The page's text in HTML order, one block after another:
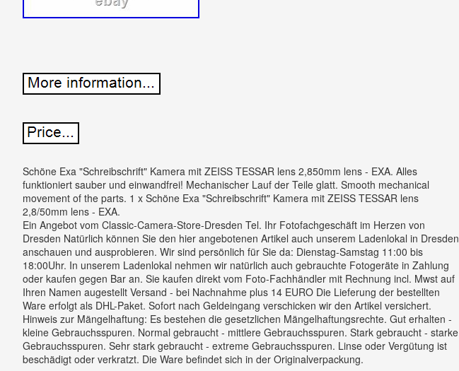
Schöne Exa "Schreibschrift" Kamera mit ZEISS TESSAR lens 2,850mm lens - EXA. Alles
funktioniert sauber und einwandfrei! Mechanischer Lauf der Teile glatt. Smooth mechanical
movement of the parts. 1 x Schöne Exa "Schreibschrift" Kamera mit ZEISS TESSAR lens
2,8/50mm lens - EXA.
Ein Angebot vom Classic-Camera-Store-Dresden Tel. Ihr Fotofachgeschäft im Herzen von
Dresden Natürlich können Sie den hier angebotenen Artikel auch unserem Ladenlokal in Dresden
anschauen und ausprobieren. Wir sind persönlich für Sie da: Dienstag-Samstag 11:00 bis
18:00Uhr. In unserem Ladenlokal nehmen wir natürlich auch gebrauchte Fotogeräte in Zahlung
oder kaufen gegen Bar an. Sie kaufen direkt vom Foto-Fachhändler mit Rechnung incl. Mwst auf
Ihren Namen augestellt Versand - bei Nachnahme plus 14 EURO Die Lieferung der bestellten
Ware erfolgt als DHL-Paket. Sofort nach Geldeingang verschicken wir den Artikel versichert.
Hinweis zur Mängelhaftung: Es bestehen die gesetzlichen Mängelhaftungsrechte. Gut erhalten -
kleine Gebrauchsspuren. Normal gebraucht - mittlere Gebrauchsspuren. Stark gebraucht - starke
Gebrauchsspuren. Sehr stark gebraucht - extreme Gebrauchsspuren. Linse oder Vergütung ist
beschädigt oder verkratzt. Die Ware befindet sich in der Originalverpackung.